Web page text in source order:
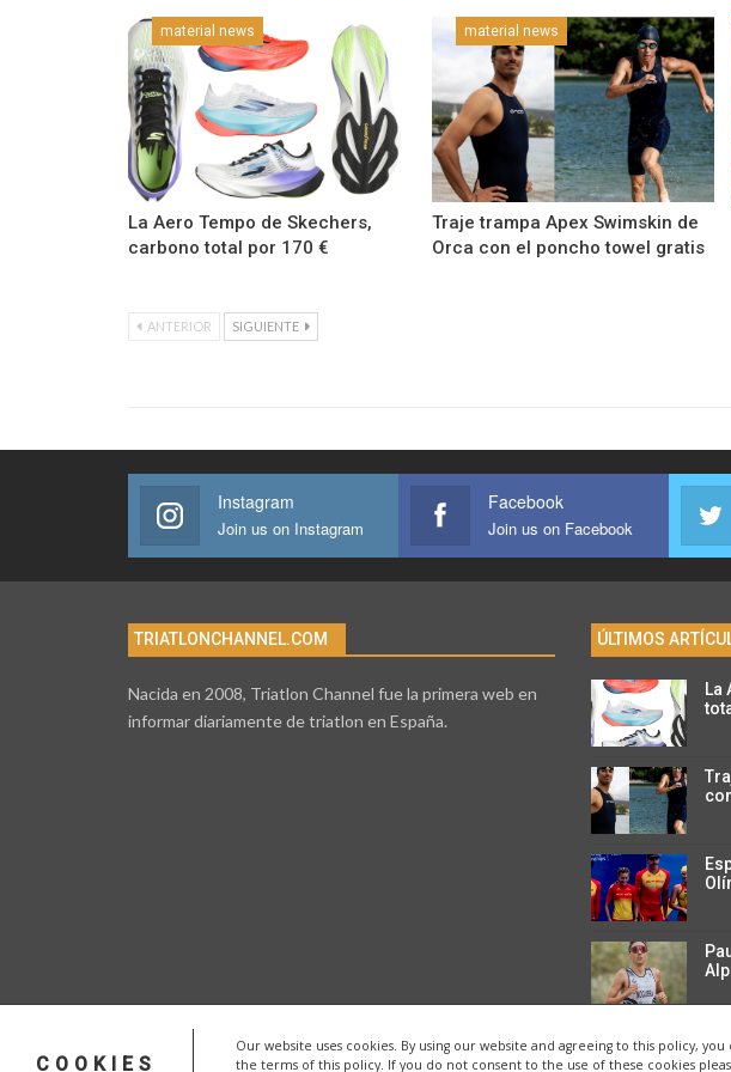
COOKIES
Our website uses cookies. By using our website and agreeing to this policy,
the terms of this policy. If you do not consent to the use of these cookies
material news
La Aero Tempo de Skechers,
carbono total por 170 €
material news
Traje trampa Apex Swimskin de
Orca con el poncho towel gratis
ANTERIOR SIGUIENTE
Instagram
Join us on Instagram
Facebook
Join us on Facebook
TRIATLONCHANNEL.COM
Nacida en 2008, Triatlon Channel fue la primera web en
informar diariamente de triatlon en España.
ÚLTIMOS
La